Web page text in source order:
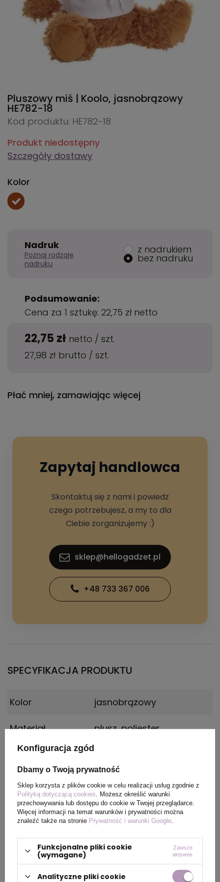
Pluszowy miś | Koolo, jasnobrązowy
HE782-18
Kod produktu: HE782-18
Produkt niedostępny
Szczegóły dostawy
Kolor
Nadruk
Poznaj rodzaje
nadruku
z nadrukiem
bez nadruku
Podsumowanie:
Cena za 1 sztukę: 22,75 zł netto
22,75 zł netto / szt.
27,98 zł brutto / szt.
Płać mniej, zamawiając więcej
Zapytaj handlowca
Skontaktuj się z nami i powiedz
czego potrzebujesz, a my to dla
Ciebie zorganizujemy :)
sklep@hellogadzet.pl
+48 733 367 006
SPECYFIKACJA PRODUKTU
Kolor jasnobrązowy
Materiał plusz, poliester
Rozmiar
PAKOWANIE
kartonu
zewnętrznego
Konfiguracja zgód
Dbamy o Twoją prywatność
Sklep korzysta z plików cookie w celu realizacji usług zgodnie z
Polityką dotyczącą cookies . Możesz określić warunki
przechowywania lub dostępu do cookie w Twojej przeglądarce.
Więcej informacji na temat warunków i prywatności można
znaleźć także na stronie Prywatność i warunki Google
Funkcjonalne pliki cookie
(wymagane)
Zawsze
aktywne
Analityczne pliki cookie